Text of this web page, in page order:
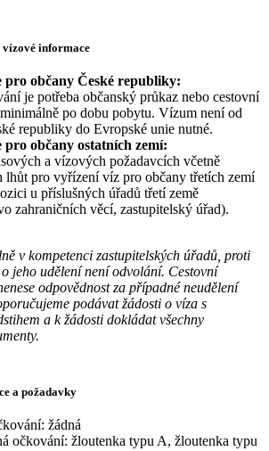
informace
pro občany České republiky:
je potřeba občanský průkaz nebo cestovní
po dobu pobytu. Vízum není od
republiky do Evropské unie nutné.
pro občany ostatních zemí:
a vízových požadavcích včetně
lhůt pro vyřízení víz pro občany třetích zemí
u příslušných úřadů třetí země
zahraničních věcí, zastupitelský úřad).
v kompetenci zastupitelských úřadů, proti
jeho udělení není odvolání. Cestovní
odpovědnost za případné neudělení
podávat žádosti o víza s
a k žádosti dokládat všechny
a požadavky
žádná
očkování: žloutenka typu A, žloutenka typu